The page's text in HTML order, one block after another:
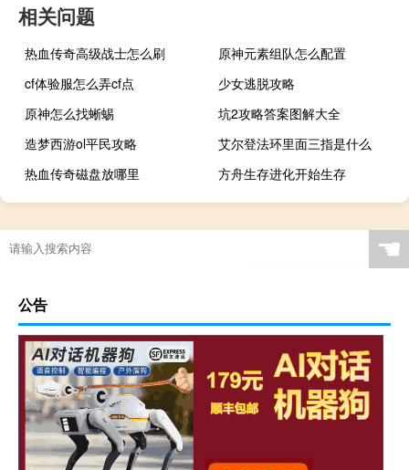
相关问题
热血传奇高级战士怎么刷
原神元素组队怎么配置
cf体验服怎么弄cf点
少女逃脱攻略
原神怎么找蜥蜴
坑2攻略答案图解大全
造梦西游ol平民攻略
艾尔登法环里面三指是什么
热血传奇磁盘放哪里
方舟生存进化开始生存
☚
公告